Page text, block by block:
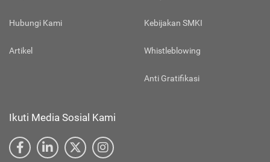
Hubungi Kami
Artikel
Kebijakan SMKI
Whistleblowing
Anti Gratifikasi
Ikuti Media Sosial Kami